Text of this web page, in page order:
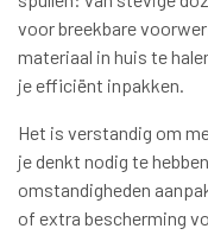
voor breekbare
materiaal in huis te
je efficiënt inpakken.
Het is verstandig om
je denkt nodig te
omstandigheden
of extra bescherming